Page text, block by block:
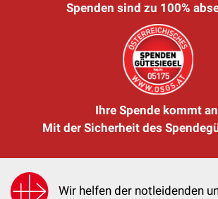
Spenden sind zu 100%
Ihre Spende kommt
Mit der Sicherheit des
Wir helfen der notleidenden